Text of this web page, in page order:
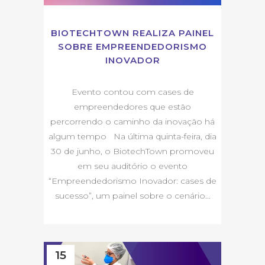
BIOTECHTOWN REALIZA PAINEL
SOBRE EMPREENDEDORISMO
INOVADOR
Evento contou com cases de
empreendedores que estão
percorrendo o caminho da inovação há
algum tempo Na última quinta-feira, dia
30 de junho, o BiotechTown promoveu
em seu auditório o evento
“Empreendedorismo Inovador: cases de
sucesso”, um painel sobre o cenário...
15